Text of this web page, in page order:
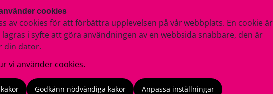
cookies
av cookies för att förbättra upplevelsen på vår webbplats. En cookie är
i syfte att göra användningen av en webbsida snabbare, den är
din dator.
vi använder cookies.
Godkänn nödvändiga kakor Anpassa inställningar